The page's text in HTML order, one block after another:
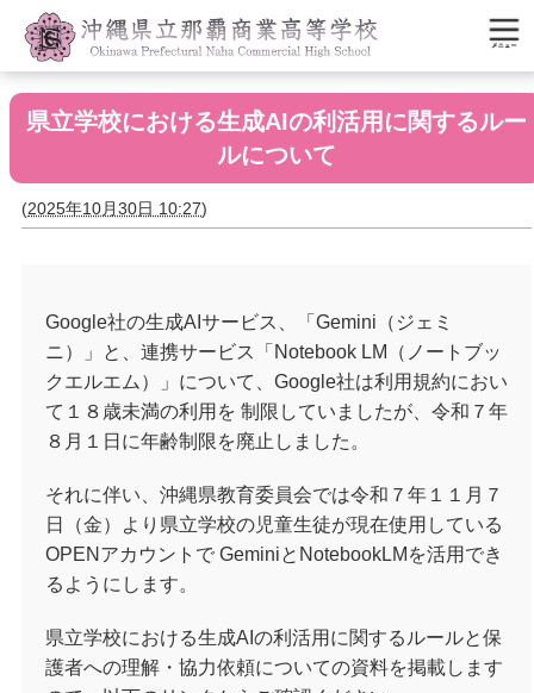
県立学校における生成AIの利活用に関するルー
ルについて
(2025年10月30日 10:27)
Google社の生成AI サービス、「 Gemini （ジェミ
ニ）」と、連携サービス「 Notebook LM
（ノートブッ
クエルエム）」について、 Google社は利用規約におい
て１８歳未満の利用を 制限していましたが、令和７年
８月１日に年齢制限を廃止しました。
それに伴い、沖縄県教育委員会では令和７年１１月７
日（金）より県立学校の児童生徒が現在使用している
OPEN アカウントで Geminiと NotebookLM を活用でき
るようにします。
県立学校における生成AI の利活用に関するルールと保
護者への理解・協力依頼についての資料を掲載します